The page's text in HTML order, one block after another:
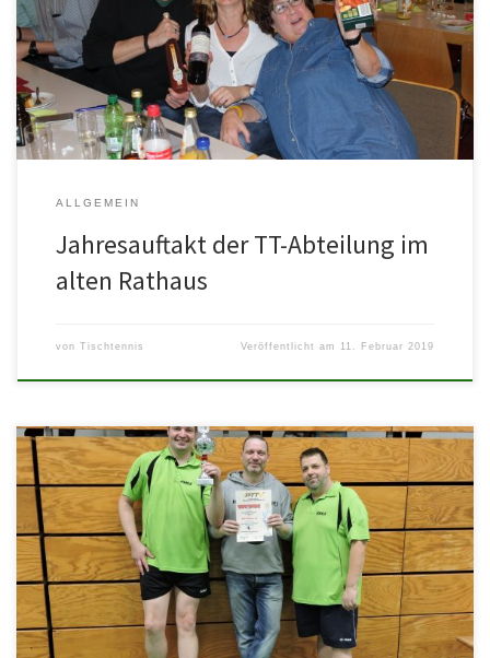
der Jahresauftakt der TT-Abteilung im alten Rathaus gefeiert. Der
[…]
ALLGEMEIN
Jahresauftakt der TT-Abteilung im
alten Rathaus
von Tischtennis Veröffentlicht am 11. Februar 2019
Im dritten Anlauf hat es in diesem Jahr geklappt! Die dritte
Herrenmannschaft des ASV Waldsee hat am Samstag, dem
09.02.19, […]